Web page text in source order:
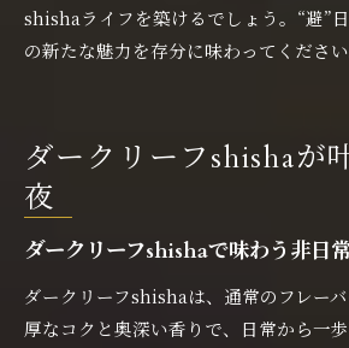
shishaライフを築けるでしょう。“避”
の新たな魅力を存分に味わってください
ダークリーフshishaが
夜
ダークリーフshishaで味わう非日
ダークリーフshishaは、通常のフレー
厚なコクと奥深い香りで、日常から一